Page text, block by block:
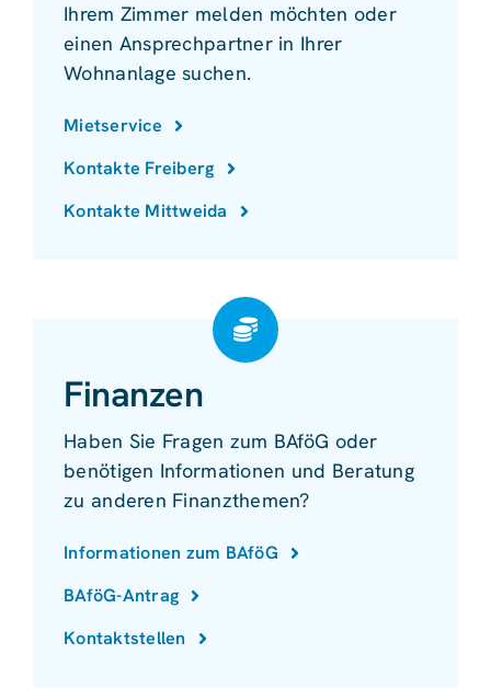
Ihrem Zimmer melden möchten oder
einen Ansprechpartner in Ihrer
Wohnanlage suchen.
Mietservice
Kontakte Freiberg
Kontakte Mittweida
Finanzen
Haben Sie Fragen zum BAföG oder
benötigen Informationen und Beratung
zu anderen Finanzthemen?
Informationen zum BAföG
BAföG-Antrag
Kontaktstellen